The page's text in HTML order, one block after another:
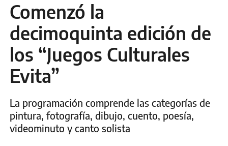
Comenzó la
decimoquinta edición de
los “Juegos Culturales
Evita”
La programación comprende las categorías de
pintura, fotografía, dibujo, cuento, poesía,
videominuto y canto solista